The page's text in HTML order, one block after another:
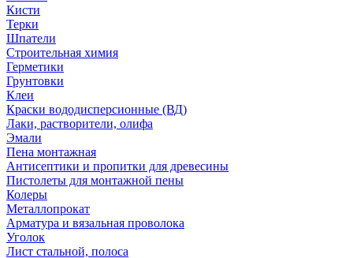
Кисти
Терки
Шпатели
Строительная химия
Герметики
Грунтовки
Клеи
Краски вододисперсионные (ВД)
Лаки, растворители, олифа
Эмали
Пена монтажная
Антисептики и пропитки для древесины
Пистолеты для монтажной пены
Колеры
Металлопрокат
Арматура и вязальная проволока
Уголок
Лист стальной, полоса